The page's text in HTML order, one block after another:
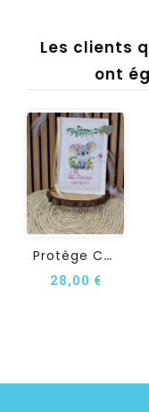
Les clients
ont
P
Rotège Carnet De Santé...
28,00 €